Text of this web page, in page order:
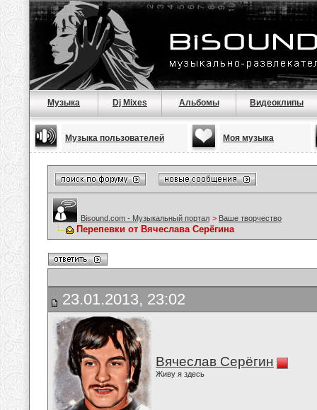
Музыка Dj Mixes Альбомы Видеоклипы
Музыка пользователей Моя музыка
Bisound.com - Музыкальный портал > Ваше творчество
Перепевки от Вячеслава Серёгина
23.01.2013, 23:02
Вячеслав Серёгин
Живу я здесь